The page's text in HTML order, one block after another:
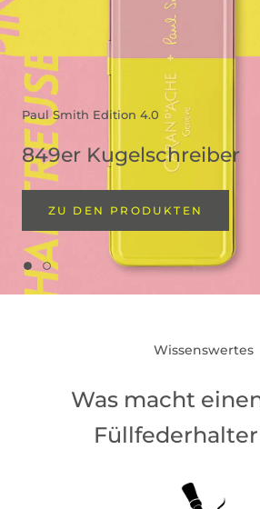
Paul Smith Edition 4.0
849er Kugelschreiber
ZU DEN PRODUKTEN
Wissenswertes
Was macht
Füllfederhalter